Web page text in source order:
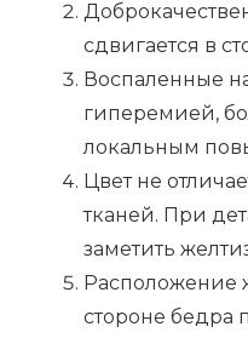
сдвигается в
Воспаленные
гиперемией,
локальным
Цвет не
тканей. При
заметить
Расположение
стороне бедра